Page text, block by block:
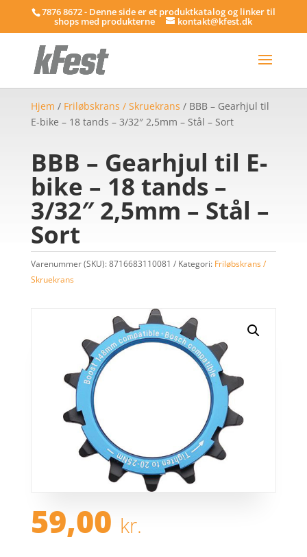
7876 8672 - Denne side er et produktkatalog og linker til
shops med produkterne kontakt@kfest.dk
Hjem / Friløbskrans / Skruekrans / BBB – Gearhjul til
E-bike – 18 tands – 3/32″ 2,5mm – Stål – Sort
BBB – Gearhjul til E-
bike – 18 tands –
3/32″ 2,5mm – Stål –
Sort
Varenummer (SKU):8716683110081 Kategori: Friløbskrans /
Skruekrans
59,00 kr.